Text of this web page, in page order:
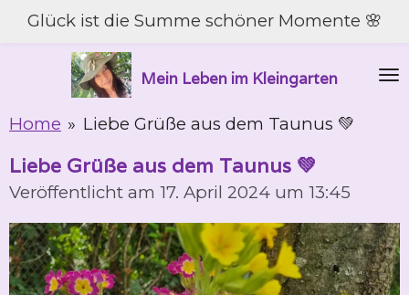
Zum
springen
Mein Leben im Kleingarten
Glück ist die Summe schöner Momente 🌸
Home » Liebe Grüße aus dem Taunus 💚
Liebe Grüße aus dem Taunus 💚
Veröffentlicht am 17. April 2024 um 13:45